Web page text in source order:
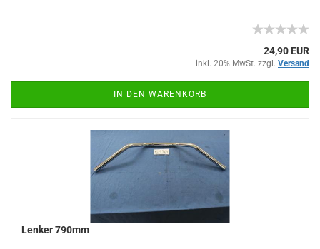
24,90 EUR
inkl. 20% MwSt. zzgl. Versand
IN DEN WARENKORB
Lenker 790mm